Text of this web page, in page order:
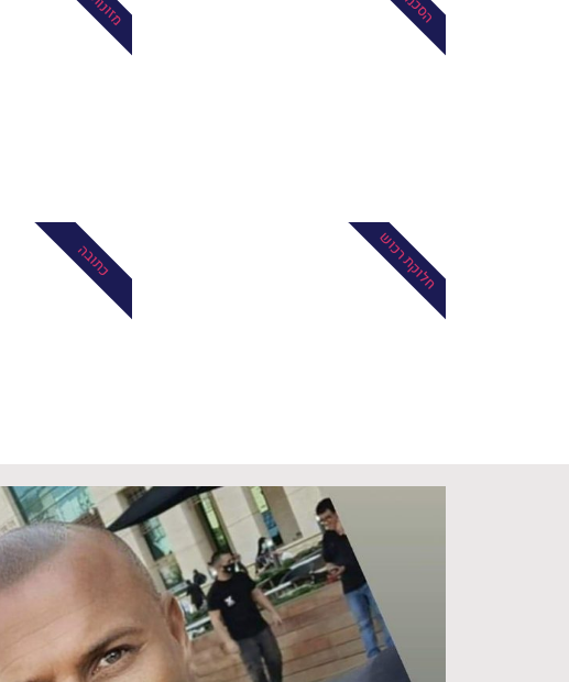
חלוקת רכוש כתובה